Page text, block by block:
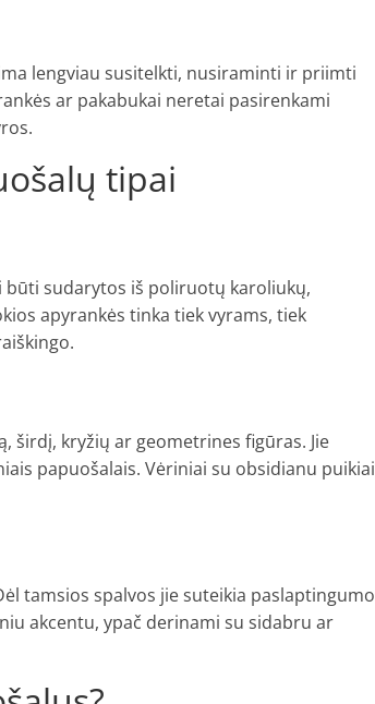
lengviau susitelkti, nusiraminti ir priimti
ar pakabukai neretai pasirenkami
tipai
būti sudarytos iš poliruotų karoliukų,
apyrankės tinka tiek vyrams, tiek
širdį, kryžių ar geometrines figūras. Jie
papuošalais. Vėriniai su obsidianu puikiai
tamsios spalvos jie suteikia paslaptingumo
akcentu, ypač derinami su sidabru ar